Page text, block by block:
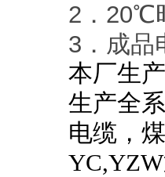
2．20℃
3．成品
本厂生
生产全
电缆，
YC,YZW